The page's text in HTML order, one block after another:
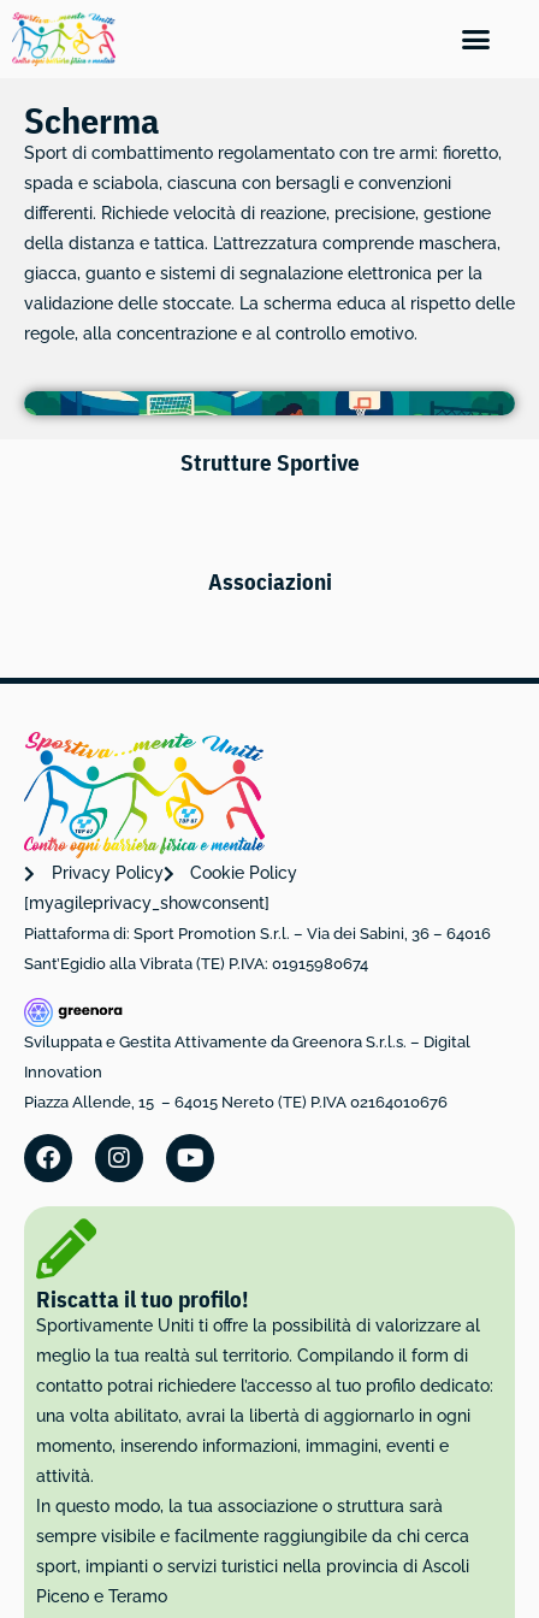
Scherma
Sport di combattimento regolamentato con tre armi: fioretto,
spada e sciabola, ciascuna con bersagli e convenzioni
differenti. Richiede velocità di reazione, precisione, gestione
della distanza e tattica. L’attrezzatura comprende maschera,
giacca, guanto e sistemi di segnalazione elettronica per la
validazione delle stoccate. La scherma educa al rispetto delle
regole, alla concentrazione e al controllo emotivo.
Strutture Sportive
Associazioni
Privacy Policy
Cookie Policy
[myagileprivacy_showconsent]
Piattaforma di: Sport Promotion S.r.l. – Via dei Sabini, 36 – 64016
Sant’Egidio alla Vibrata (TE) P.IVA: 01915980674
Sviluppata e Gestita Attivamente da Greenora S.r.l.s. – Digital
Innovation
Piazza Allende, 15 – 64015 Nereto (TE) P.IVA 02164010676
Riscatta il tuo profilo!
Sportivamente Uniti ti offre la possibilità di valorizzare al
meglio la tua realtà sul territorio. Compilando il form di
contatto potrai richiedere l’accesso al tuo profilo dedicato:
una volta abilitato, avrai la libertà di aggiornarlo in ogni
momento, inserendo informazioni, immagini, eventi e
attività.
In questo modo, la tua associazione o struttura sarà
sempre visibile e facilmente raggiungibile da chi cerca
sport, impianti o servizi turistici nella provincia di Ascoli
Piceno e Teramo